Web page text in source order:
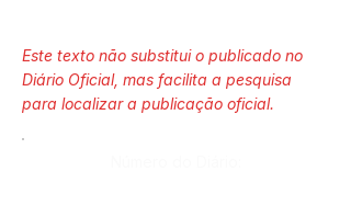
Este texto não substitui o publicado no
Diário Oficial, mas facilita a pesquisa
para localizar a publicação oficial.